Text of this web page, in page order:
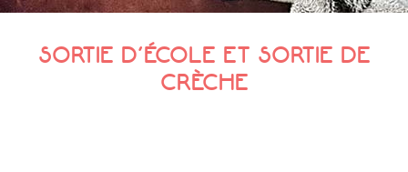
SORTIE D’ÉCOLE ET SORTIE DE
CRÈCHE